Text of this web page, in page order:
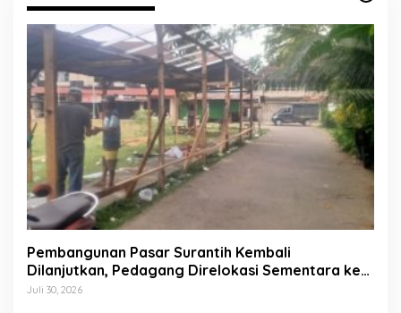
Pembangunan Pasar Surantih Kembali
Dilanjutkan, Pedagang Direlokasi Sementara ke
Lapangan Gadih Basanai
Juli 30, 2026